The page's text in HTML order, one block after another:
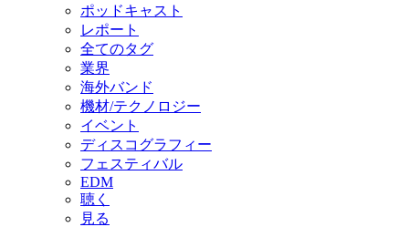
ポッドキャスト
レポート
全てのタグ
業界
海外バンド
機材/テクノロジー
イベント
ディスコグラフィー
フェスティバル
EDM
聴く
見る